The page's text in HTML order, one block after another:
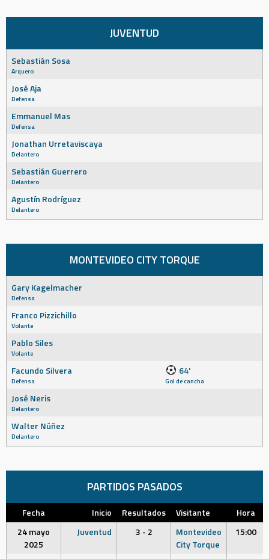
JUVENTUD
Sebastián Sosa
Arquero
José Aja
Defensa
Emmanuel Mas
Defensa
Jonathan Urretaviscaya
Delantero
Sebastián Guerrero
Delantero
Agustín Rodríguez
Delantero
MONTEVIDEO CITY TORQUE
Gary Kagelmacher
Defensa
Franco Pizzichillo
Volante
Pablo Siles
Volante
Facundo Silvera
Defensa
64'
Gol de cancha
José Neris
Delantero
Walter Núñez
Delantero
PARTIDOS PASADOS
Fecha Inicio Resultados Visitante
Hora
24 mayo
2025
Juventud 3 - 2
Montevideo
City Torque
15:00